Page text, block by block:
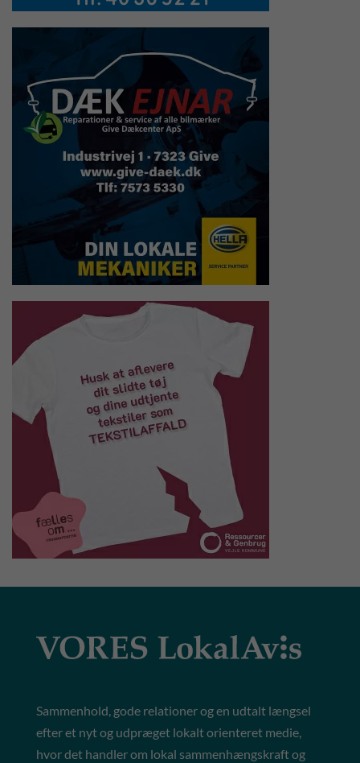
Sammenhold, gode relationer og en udtalt længsel
efter et nyt og udpræget lokalt orienteret medie,
hvor det handler om lokal sammenhængskraft og